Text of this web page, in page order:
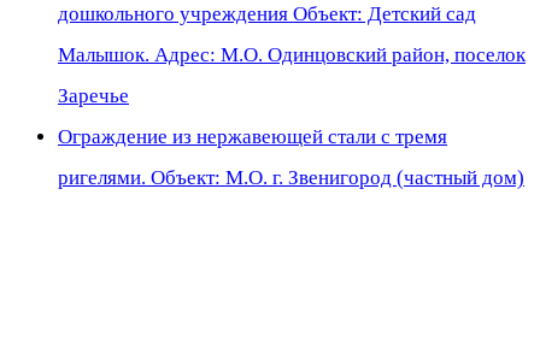
дошкольного учреждения Объект: Детский сад
Малышок. Адрес: М.О. Одинцовский район, поселок
Заречье
Ограждение из нержавеющей стали с тремя
ригелями. Объект: М.О. г. Звенигород (частный дом)